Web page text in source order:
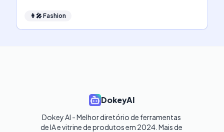
👩‍🎤Fashion
DokeyAI
Dokey AI - Melhor diretório de ferramentas
de IA e vitrine de produtos em 2024. Mais de